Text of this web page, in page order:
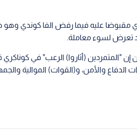
مقبوضا عليه فيما رفض الفا كوندي وهو
تعرض لسوء معاملة.
إن "المتمردين (أثاروا) الرعب" في
والأمن، و(القوات) الموالية